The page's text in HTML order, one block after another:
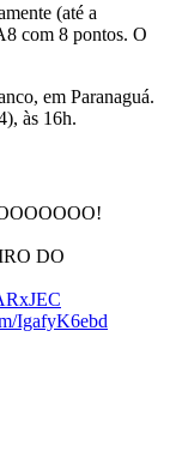
(até a
com 8 pontos. O
em Paranaguá.
às 16h.
DO
IgafyK6ebd